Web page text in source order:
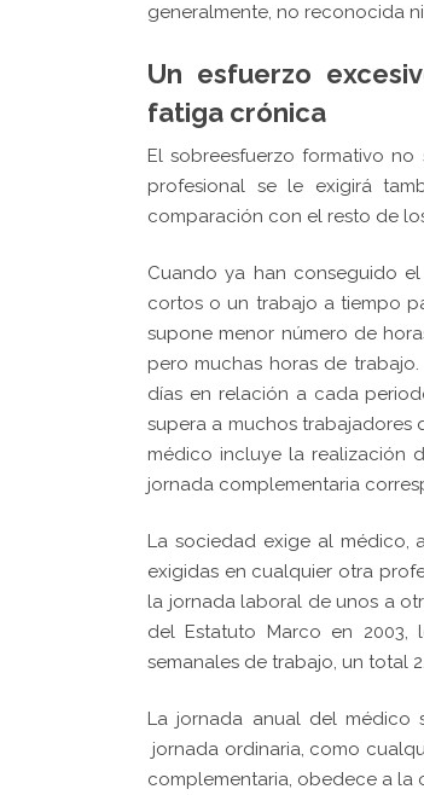
generalmente, no reconocida
Un esfuerzo
fatiga crónica
El sobreesfuerzo formativo
profesional se le exigirá
comparación con el resto de
Cuando ya han conseguido
cortos o un trabajo a tiempo
supone menor número de
pero muchas horas de
días en relación a cada
supera a muchos trabajadores
médico incluye la realización
jornada complementaria
La sociedad exige al médico,
exigidas en cualquier otra
la jornada laboral de unos a
del Estatuto Marco en
semanales de trabajo, un total
La jornada anual del
jornada ordinaria, como
complementaria, obedece a la